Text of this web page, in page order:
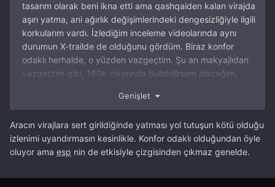
tasarım olarak beni ikna etti ama qashqaiden kalan virajda
aşırı yatma, ani ağırlık değişimlerindeki dengesizliğiyle ilgili
korkularım vardı. İzlediğim inceleme videolarında aynı
durumun X-trailde de olduğunu gördüm. Biraz konfor
odaklı herhalde, o yüzden vazgeçtim. Şu an makyajlıdan
vazgeçtim gibi, 160k civarında bulabilirsem alacağım,
kadar bi makyajlı denk gelmezse dizel 2017 Mazda 3
Mazda 3'ün 15.000 km'lik kullanımda vergi artı yakıt farkı
5.000 TL'nin üzerinde. Kriz ortamında sadece hobilerime
erişim için bu farkı vermek mantıklı mı diye düşündürdüler
Genişlet
Aracın virajlara sert girildiğinde yatması yol tutuşun kötü olduğu
izlenimi uyandırmasın kesinlikle. Konfor odaklı olduğundan öyle
oluyor ama esp nin de etkisiyle çizgisinden çıkmaz genelde.